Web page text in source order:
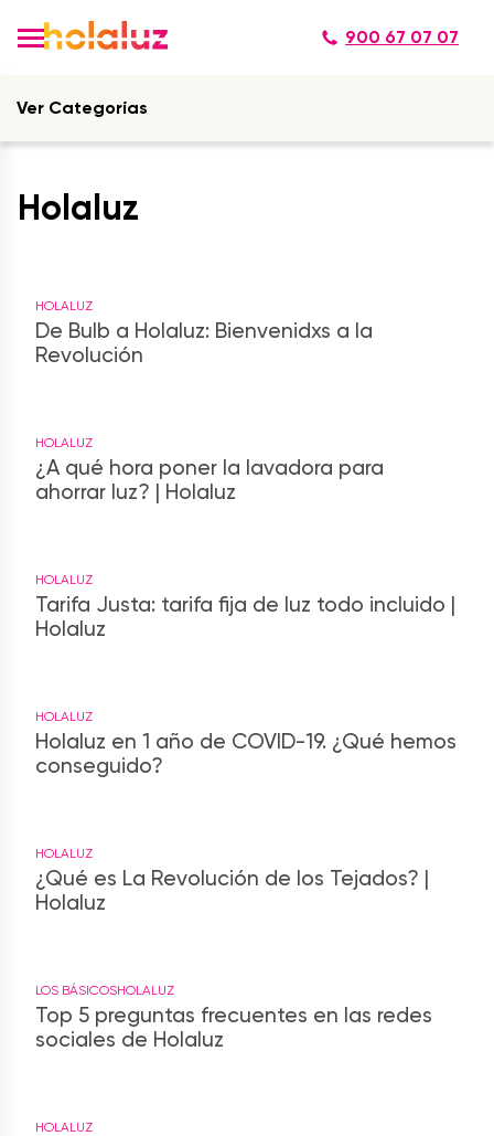
900 67 07 07
Ver Categorías
Holaluz
HOLALUZ
De Bulb a Holaluz: Bienvenidxs a la
Revolución
HOLALUZ
¿A qué hora poner la lavadora para
ahorrar luz? | Holaluz
HOLALUZ
Tarifa Justa: tarifa fija de luz todo incluido |
Holaluz
HOLALUZ
Holaluz en 1 año de COVID-19. ¿Qué hemos
conseguido?
HOLALUZ
¿Qué es La Revolución de los Tejados? |
Holaluz
LOS BÁSICOSHOLALUZ
Top 5 preguntas frecuentes en las redes
sociales de Holaluz
HOLALUZ